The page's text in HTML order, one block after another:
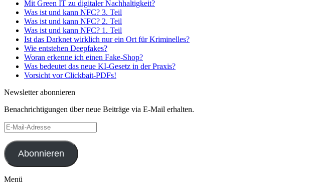
Mit Green IT zu digitaler Nachhaltigkeit?
Was ist und kann NFC? 3. Teil
Was ist und kann NFC? 2. Teil
Was ist und kann NFC? 1. Teil
Ist das Darknet wirklich nur ein Ort für Kriminelles?
Wie entstehen Deepfakes?
Woran erkenne ich einen Fake-Shop?
Was bedeutet das neue KI-Gesetz in der Praxis?
Vorsicht vor Clickbait-PDFs!
Newsletter abonnieren
Benachrichtigungen über neue Beiträge via E-Mail erhalten.
E-
Mail-
Adresse
Abonnieren
Menü